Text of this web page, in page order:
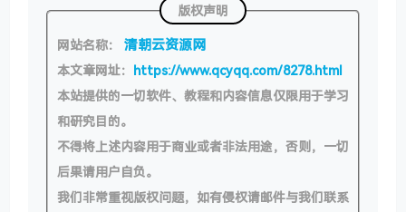
版权声明
网站名称： 清朝云资源网
本文章网址： https://www.qcyqq.com/8278.html
本站提供的一切软件、教程和内容信息仅限用于学习
和研究目的。
不得将上述内容用于商业或者非法用途，否则，一切
后果请用户自负。
我们非常重视版权问题，如有侵权请邮件与我们联系